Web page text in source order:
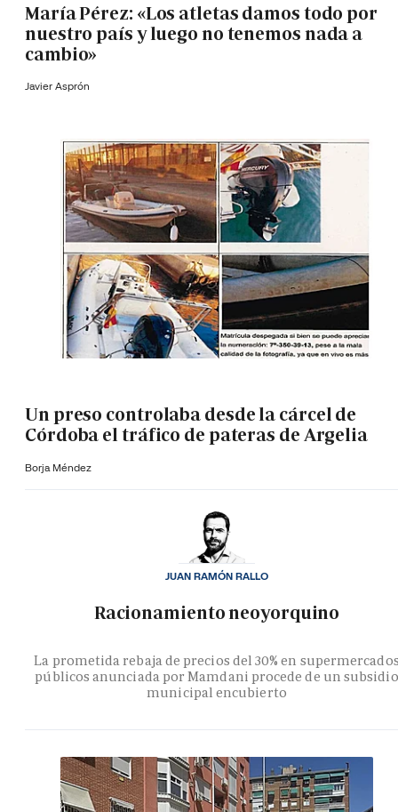
María Pérez: «Los atletas damos todo por
nuestro país y luego no tenemos nada a
cambio»
Javier Asprón
Un preso controlaba desde la cárcel de
Córdoba el tráfico de pateras de Argelia
Borja Méndez
Racionamiento neoyorquino
La prometida rebaja de precios del 30% en
públicos anunciada por Mamdani procede de un subsidio
municipal encubierto
JUAN RAMÓN RALLO